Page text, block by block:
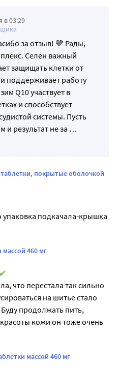
в 03:29
за отзыв! 💛 Рады,
Селен важный
защищать клетки от
поддерживает работу
Q10 участвует в
и способствует
системы. Пусть
результат не за …
покрытые оболочкой
упаковка подкачала-крышка
460 мг
что перестала так сильно
на шитье стало
Буду продолжать пить,
кожи он тоже очень
массой 460 мг